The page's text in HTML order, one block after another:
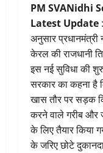
PM SVANidhi
Latest Update
अनुसार प्रधानमंत्री
केरल की राजधानी
इस नई सुविधा की
सरकार का कहना है
खास तौर पर सड़क
करने वाले गरीब और
के लिए तैयार किया
के जरिए छोटे